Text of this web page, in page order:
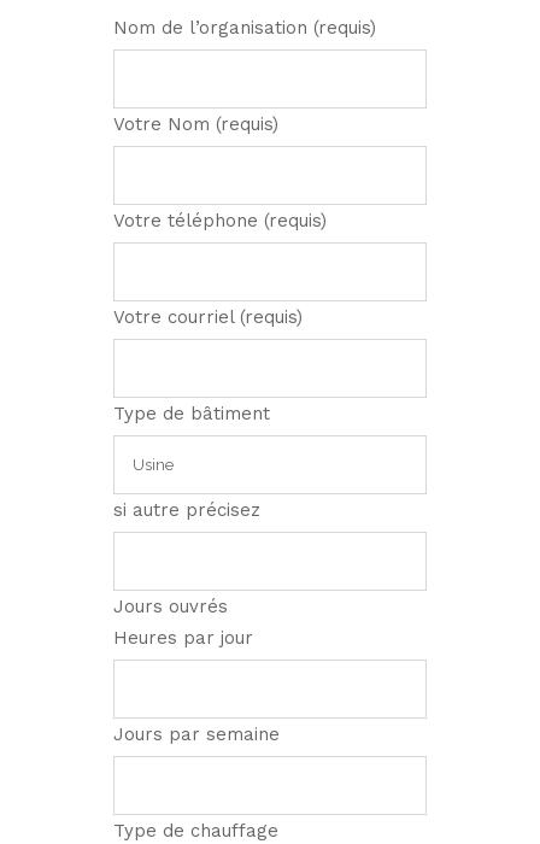
Nom de l’organisation (requis)
Votre Nom (requis)
Votre téléphone (requis)
Votre courriel (requis)
Type de bâtiment
si autre précisez
Jours ouvrés
Heures par jour
Jours par semaine
Type de chauffage